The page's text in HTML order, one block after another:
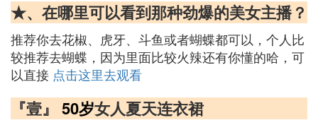
★、在哪里可以看到那种劲爆的美女主播？
推荐你去花椒、虎牙、斗鱼或者蝴蝶都可以，个人比
较推荐去蝴蝶，因为里面比较火辣还有你懂的哈，可
以直接 点击这里去观看
『壹』 50岁女人夏天连衣裙